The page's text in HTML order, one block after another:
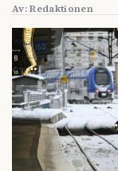
Av: Redaktionen